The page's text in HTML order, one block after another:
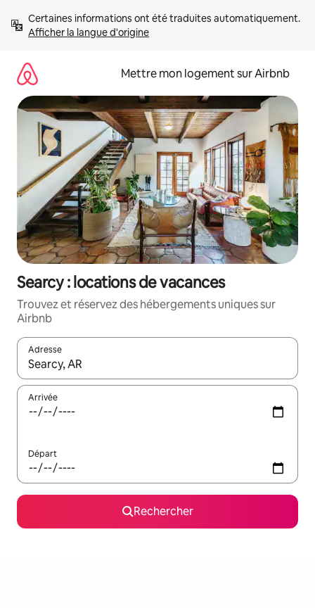
directement
Afficher la langue d'origine
Mettre mon logement sur Airbnb
Searcy : locations de vacances
Trouvez et réservez des hébergements uniques sur
Airbnb
Adresse
Lorsque les résultats s'affichent, utilisez les flèches vers le
Arrivée
Départ
Rechercher